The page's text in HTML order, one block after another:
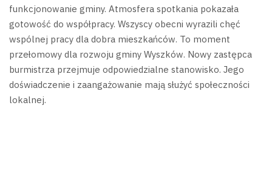
funkcjonowanie gminy. Atmosfera spotkania pokazała
gotowość do współpracy. Wszyscy obecni wyrazili chęć
wspólnej pracy dla dobra mieszkańców. To moment
przełomowy dla rozwoju gminy Wyszków. Nowy zastępca
burmistrza przejmuje odpowiedzialne stanowisko. Jego
doświadczenie i zaangażowanie mają służyć społeczności
lokalnej.